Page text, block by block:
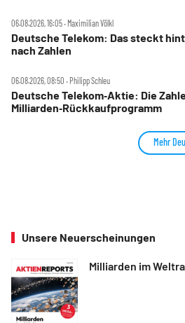
06.08.2026, 16:05 ‧ Maximilian Völkl
Deutsche Telekom: Das steckt
nach Zahlen
06.08.2026, 08:50 ‧ Philipp Schleu
Deutsche Telekom‑Aktie: Die
Milliarden‑Rückkaufprogramm
Mehr
Unsere Neuerscheinungen
Milliarden im